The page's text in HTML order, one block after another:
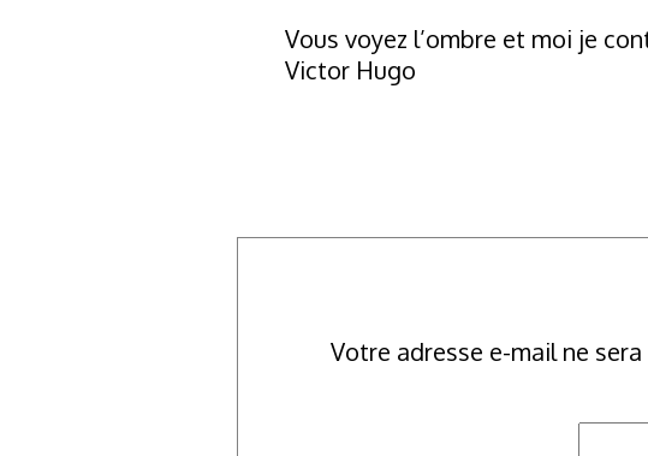
Vous voyez l’ombre et moi je
Victor Hugo
Votre adresse e-mail ne